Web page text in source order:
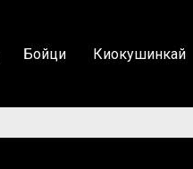
Бойци Киокушинкай